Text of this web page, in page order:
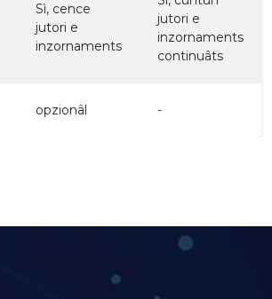
Sì, cence
jutori e
inzornaments
jutori e
inzornaments
continuâts
opzionâl -